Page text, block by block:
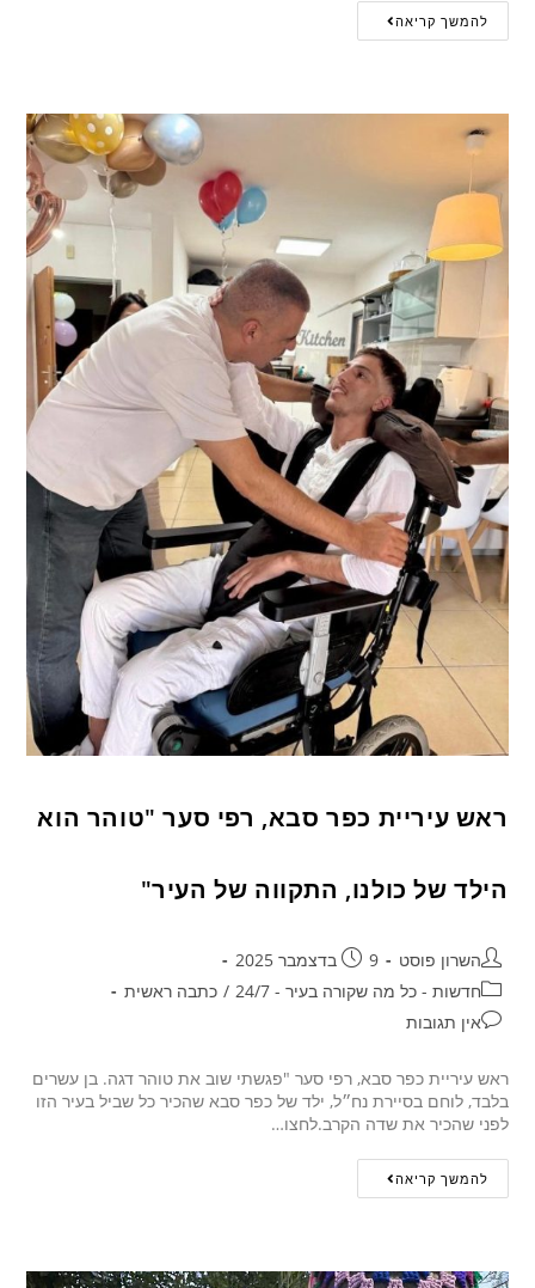
להמשך קריאה
ראש עיריית כפר סבא, רפי סער "טוהר הוא
הילד של כולנו, התקווה של העיר"
השרון פוסט
9 בדצמבר 2025
חדשות - כל מה שקורה בעיר - 24/7
/ כתבה ראשית
אין תגובות
ראש עיריית כפר סבא, רפי סער "פגשתי שוב את טוהר דגה. בן עשרים
בלבד, לוחם בסיירת נח״ל, ילד של כפר סבא שהכיר כל שביל בעיר הזו
לפני שהכיר את שדה הקרב.לחצו…
להמשך קריאה